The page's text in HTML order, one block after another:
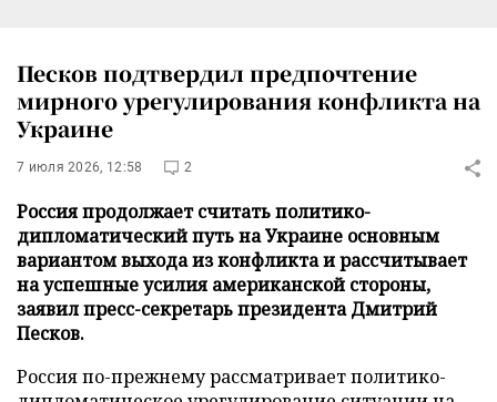
Песков подтвердил предпочтение
мирного урегулирования конфликта на
Украине
7 июля 2026, 12:58 2
Россия продолжает считать политико-
дипломатический путь на Украине основным
вариантом выхода из конфликта и рассчитывает
на успешные усилия американской стороны,
заявил пресс-секретарь президента Дмитрий
Песков.
Россия по-прежнему рассматривает политико-